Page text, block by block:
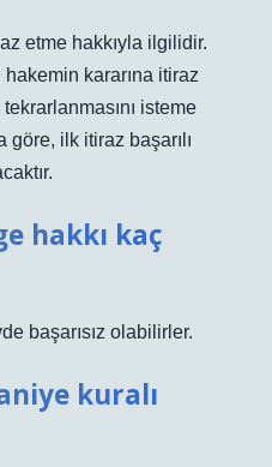
etme hakkıyla ilgilidir.
kararına itiraz
isteme
göre, ilk itiraz başarılı
hakkı kaç
başarısız olabilirler.
kuralı